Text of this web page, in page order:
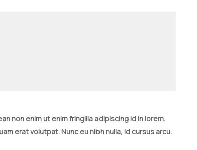
non enim ut enim fringilla adipiscing id in lorem.
erat volutpat. Nunc eu nibh nulla, id cursus arcu.